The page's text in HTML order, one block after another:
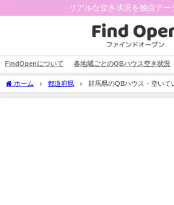
リアルな空き状況を独自デー
FindOpenについて 各地域ごとのQBハウス空き状況
ホーム 都道府県
群馬県のQBハウス・空いて
月】